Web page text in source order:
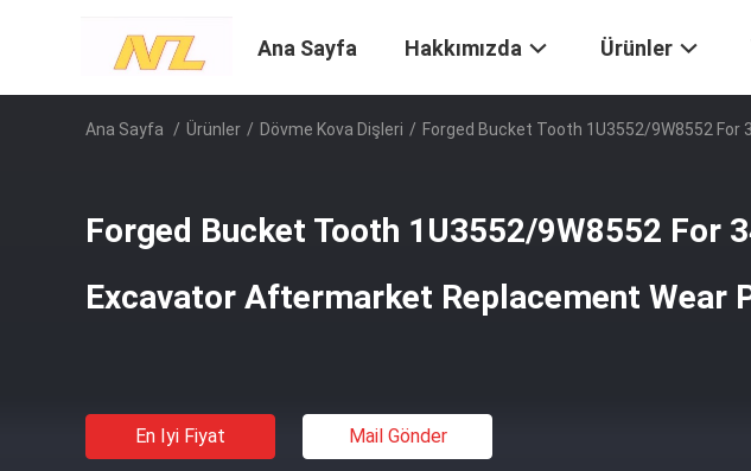
Ana Sayfa Hakkımızda Ürünler
Ana Sayfa / Ürünler / Dövme Kova Dişleri / Forged Bucket Tooth 1U3552/9W8552
Forged Bucket Tooth 1U3552/9W8552 For
Excavator Aftermarket Replacement Wear
En Iyi Fiyat Mail Gönder